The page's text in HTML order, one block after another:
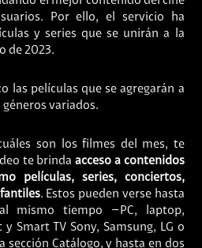
Por ello, el servicio ha
y series que se unirán a la
de 2023.
las películas que se agregarán a
variados.
son los filmes del mes, te
te brindaacceso a contenidos
películas, series, conciertos,
. Estos pueden verse hasta
mismo tiempo −PC, laptop,
y Smart TV Sony, Samsung, LG o
sección Catálogo, y hasta en dos